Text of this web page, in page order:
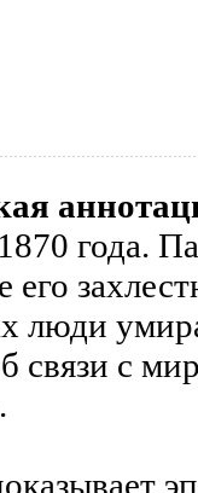
года.
его
люди
связи с